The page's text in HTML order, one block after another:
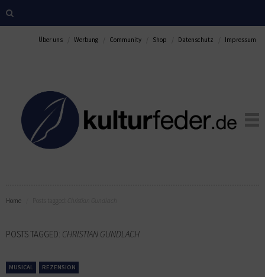
Über uns Werbung Community Shop Datenschutz Impressum
Home
POSTS TAGGED: CHRISTIAN GUNDLACH
MUSICAL REZENSION